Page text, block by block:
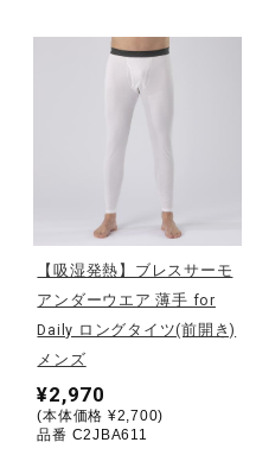
インナー
寝具／ミズノスリ
アウトドア／レイ
サポーター
健康／エクササイ
【吸湿発熱】ブレスサーモ
アンダーウエア 薄手 for
Daily ロングタイツ(前開き)
メンズ
¥2,970
(本体価格 ¥2,700)
品番 C2JBA611